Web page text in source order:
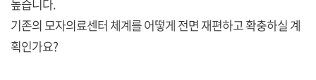
높습니다.
기존의 모자의료센터 체계를 어떻게 전면 재편하고 확충하실 계
획인가요?